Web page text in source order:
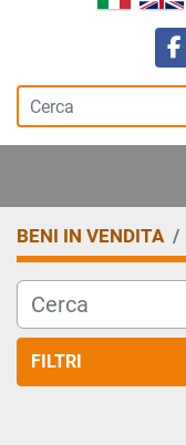
BENI IN VENDITA
FILTRI